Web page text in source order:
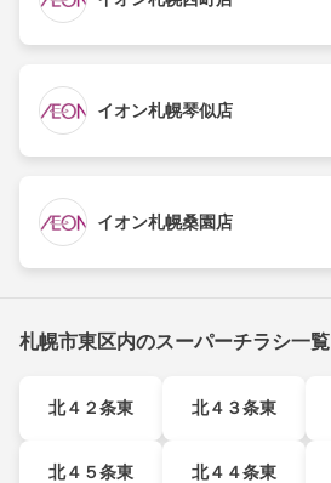
イオン札幌琴似店
イオン札幌桑園店
札幌市東区内のスーパーチラシ一覧
北４２条東 北４３条東
北４５条東 北４４条東